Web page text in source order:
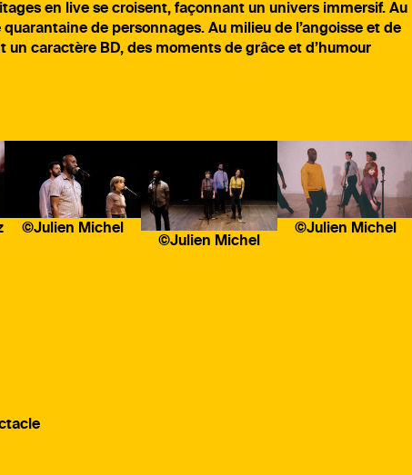
en live se croisent, façonnant un univers immersif. Au
de personnages. Au milieu de l’angoisse et de
un caractère BD, des moments de grâce et d’humour
©Julien Michel
©Julien Michel
©Julien Michel